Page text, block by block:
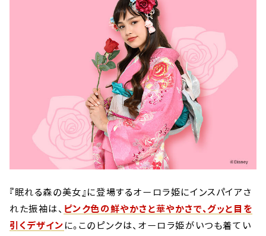
『眠れる森の美女』に登場するオーロラ姫にインスパイアさ
れた振袖は、
ピンク色の鮮やかさと華やかさで、グッと目を
引くデザイン に。このピンクは、オーロラ姫がいつも着てい